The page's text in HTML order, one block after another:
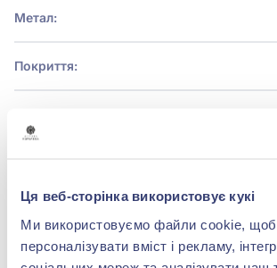
Ця веб-сторінка використовує кукі
Ми використовуємо файли cookie, щоб
персоналізувати вміст і рекламу,
Метал:
Покриття:
Детальніше